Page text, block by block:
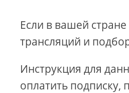
Если в вашей
трансляций и
Инструкция для
оплатить подписку,